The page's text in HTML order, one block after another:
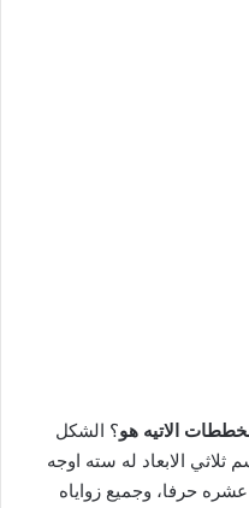
الاتيه هو؟ الشكل
الابعاد له سته اوجه
عشره حرفا، وجميع زواياه